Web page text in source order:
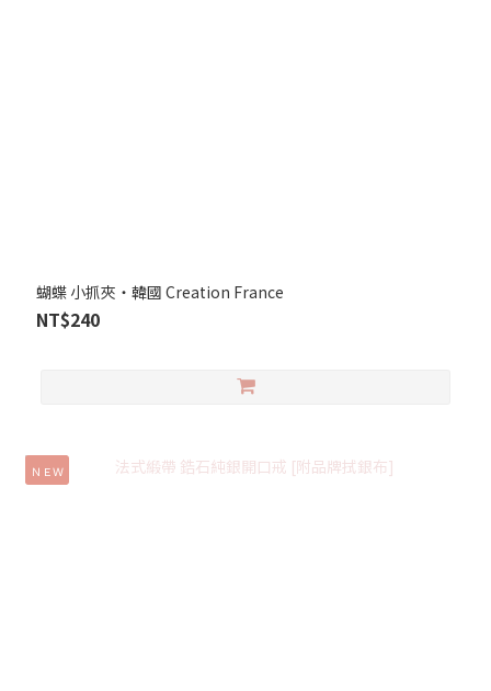
蝴蝶 小抓夾‧韓國 Creation France
NT$240
ＮＥＷ